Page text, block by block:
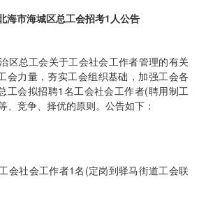
海市海城区总工会招考1人公告
区总工会关于工会社会工作者管理的有关
会力量，夯实工会组织基础，加强工会各
工会拟招聘1名工会社会工作者(聘用制工
、竞争、择优的原则。公告如下：
会社会工作者1名(定岗到驿马街道工会联